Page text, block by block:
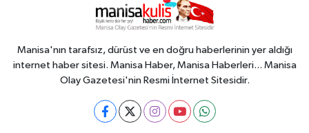
Manisa'nın tarafsız, dürüst ve en doğru haberlerinin yer aldığı
internet haber sitesi. Manisa Haber, Manisa Haberleri... Manisa
Olay Gazetesi'nin Resmi İnternet Sitesidir.